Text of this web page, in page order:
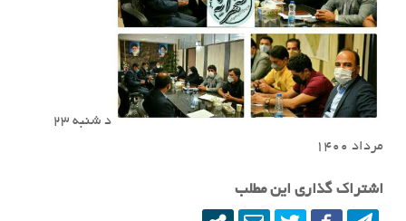
د شنبه ۲۳
مرداد ۱۴۰۰
اشتراک گذاری این مطلب